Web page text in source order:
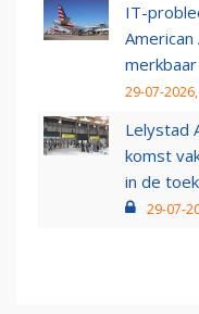
IT-
merkbaar
29-07-
Lelystad
komst
in de
29-07-